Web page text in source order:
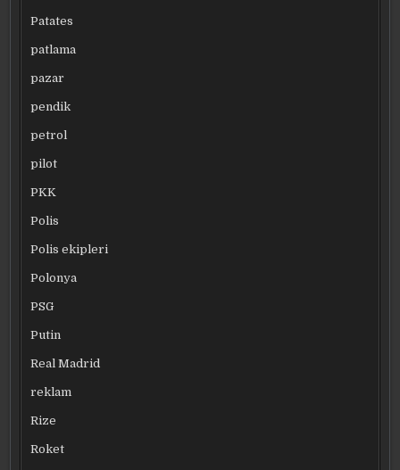
Patates
patlama
pazar
pendik
petrol
pilot
PKK
Polis
Polis ekipleri
Polonya
PSG
Putin
Real Madrid
reklam
Rize
Roket